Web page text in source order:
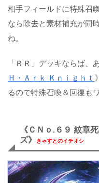
相手フィールドに特殊召
なら除去と素材補充が同
ね。
「ＲＲ」デッキならば、
Ｈ・Ａｒｋ Ｋｎｉｇｈｔ
るので特殊召喚＆回復も
《ＣＮｏ.６９ 紋章
ズ》
きゃすとのイチオシ